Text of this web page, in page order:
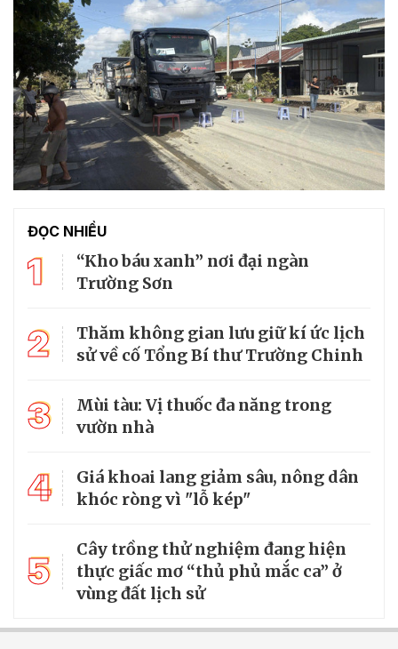
ĐỌC NHIỀU
1
“Kho báu xanh” nơi đại ngàn
Trường Sơn
2
Thăm không gian lưu giữ kí ức lịch
sử về cố Tổng Bí thư Trường Chinh
3
Mùi tàu: Vị thuốc đa năng trong
vườn nhà
4
Giá khoai lang giảm sâu, nông dân
khóc ròng vì "lỗ kép"
5
Cây trồng thử nghiệm đang hiện
thực giấc mơ “thủ phủ mắc ca” ở
vùng đất lịch sử